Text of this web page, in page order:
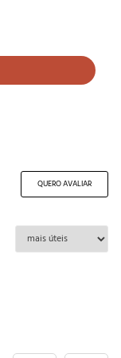
QUERO AVALIAR